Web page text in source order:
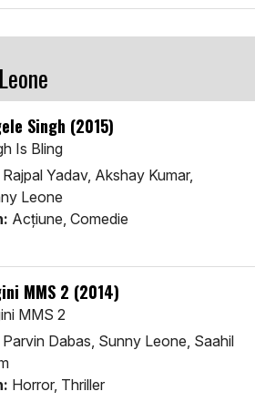
Singh (2015)
Is Bling
Rajpal Yadav, Akshay Kumar,
Leone
Acţiune, Comedie
MMS 2 (2014)
MMS 2
Parvin Dabas, Sunny Leone, Saahil
Horror, Thriller